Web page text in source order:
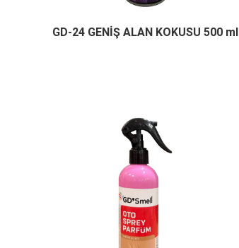
GD-24 GENİŞ ALAN KOKUSU 500 ml